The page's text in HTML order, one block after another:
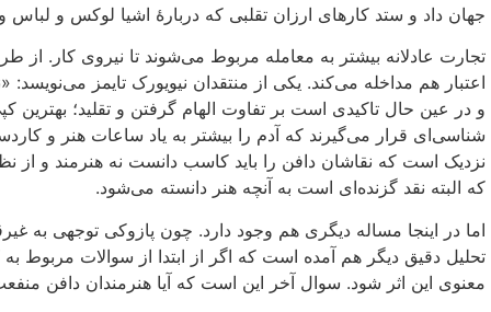
جهان داد و ستد کارهای ارزان تقلبی که دربارهٔ اشیا لوکس و
تجارت عادلانه بیشتر به معامله مربوط می‌شوند تا نیروی کار. از
اعتبار هم مداخله می‌کند. یکی از منتقدان نیویورک تایمز
و در عین حال تاکیدی است بر تفاوت الهام گرفتن و تقلید؛
شناسی‌ای قرار می‌گیرند که آدم را بیشتر به یاد ساعات هنر و
نزدیک است که نقاشان دافن را باید کاسب دانست نه هنرمند و
که البته نقد گزنده‌ای است به آنچه هنر دانسته می‌شود.
اما در اینجا مساله دیگری هم وجود دارد. چون پازوکی توجهی به
تحلیل دقیق دیگر هم آمده است که اگر از ابتدا از سوالات مربوط
معنوی این اثر شود. سوال آخر این است که آیا هنرمندان دافن